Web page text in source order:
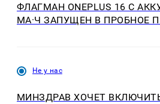
ФЛАГМАН ONEPLUS 16 С
МА·Ч ЗАПУЩЕН В ПРОБНОЕ
Не у нас
МИНЗДРАВ ХОЧЕТ